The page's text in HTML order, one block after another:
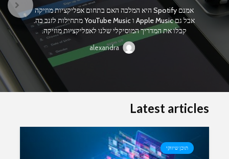
אמנם Spotify היא המלכה האם בתחום אפליקציות מוזיקה
אבל גם Apple Music ו YouTube Music מתחילות לזנב בה.
קבלו את המדריך המוסיקלי שלנו לאפליקציות מוזיקה.
alexandra
Latest articles
תוכן שיווקי